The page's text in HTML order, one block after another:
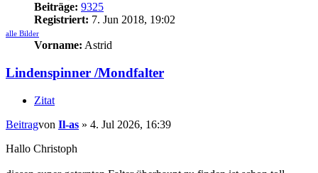
Beiträge: 9325
Registriert: 7. Jun 2018, 19:02
alle Bilder
Vorname: Astrid
Lindenspinner /Mondfalter
Zitat
Beitragvon Il-as » 4. Jul 2026, 16:39
Hallo Christoph